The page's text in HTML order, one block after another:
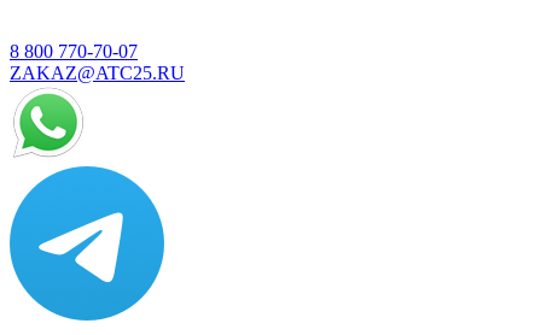
8 800 770-70-07
ZAKAZ@ATC25.RU